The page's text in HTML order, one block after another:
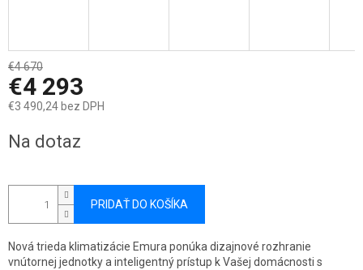
€4 670
€4 293
€3 490,24 bez DPH
cena:
Na dotaz
PRIDAŤ DO KOŠÍKA
Nová trieda klimatizácie Emura ponúka dizajnové rozhranie
vnútornej jednotky a inteligentný prístup k Vašej domácnosti s